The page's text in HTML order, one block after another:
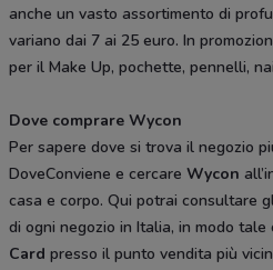
anche un vasto assortimento di
variano dai 7 ai 25 euro. In
per il Make Up, pochette, pennelli,
Dove comprare Wycon
Per sapere dove si trova il negozio
DoveConviene e cercare Wycon
casa e corpo. Qui potrai consultare
di ogni negozio in Italia, in modo
Card presso il punto vendita più